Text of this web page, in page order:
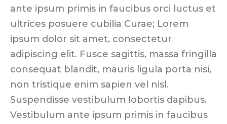
ante ipsum primis in faucibus orci luctus et
ultrices posuere cubilia Curae; Lorem
ipsum dolor sit amet, consectetur
adipiscing elit. Fusce sagittis, massa fringilla
consequat blandit, mauris ligula porta nisi,
non tristique enim sapien vel nisl.
Suspendisse vestibulum lobortis dapibus.
Vestibulum ante ipsum primis in faucibus